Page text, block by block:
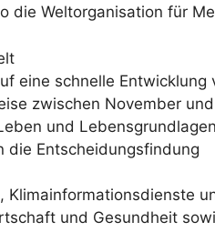
die Weltorganisation für
eine schnelle Entwicklung
zwischen November
und
die Entscheidungsfindung
und Gesundheit